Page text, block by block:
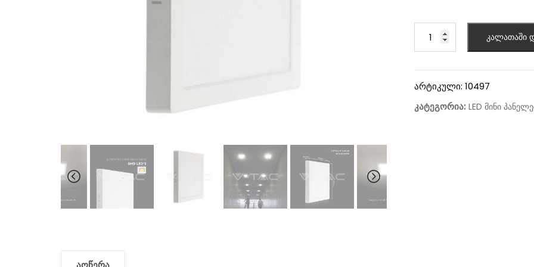
კალათაში
არტიკული: 10497
კატეგორია: LED მინი